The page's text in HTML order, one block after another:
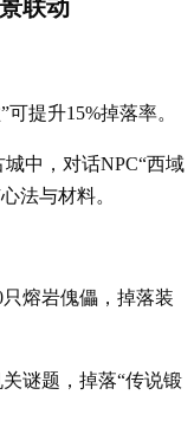
联动
可提升15%掉落率。
城中，对话NPC“西域
法与材料。
只熔岩傀儡，掉落装
关谜题，掉落“传说锻